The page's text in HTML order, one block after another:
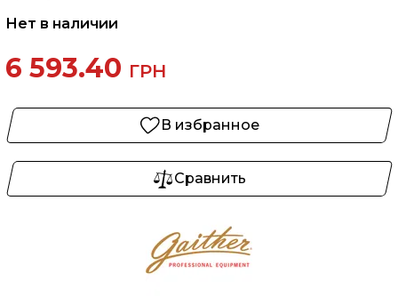
Нет в наличии
6 593.40 ГРН
В избранное
Сравнить